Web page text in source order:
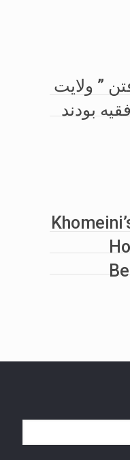
” ولایت
بودند